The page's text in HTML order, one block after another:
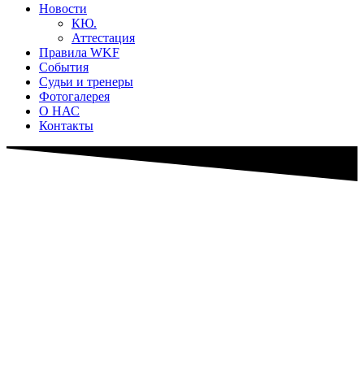
Новости
КЮ.
Аттестация
Правила WKF
События
Судьи и тренеры
Фотогалерея
О НАС
Контакты